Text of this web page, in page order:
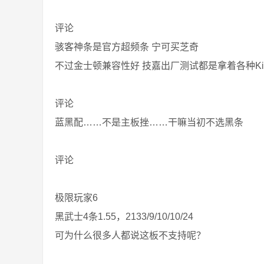
评论
骇客神条是官方超频条 宁可买芝奇
不过金士顿兼容性好 技嘉出厂测试都是拿着各种
评论
蓝黑配……不是主板挫……干嘛当初不选黑条
评论
极限玩家6
黑武士4条1.55，2133/9/10/10/24
可为什么很多人都说这板不支持呢？